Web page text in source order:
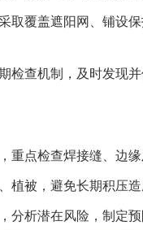
取覆盖遮阳网、铺设
检查机制，及时发现
点检查焊接缝、边缘
植被，避免长期积压造
分析潜在风险，制定预